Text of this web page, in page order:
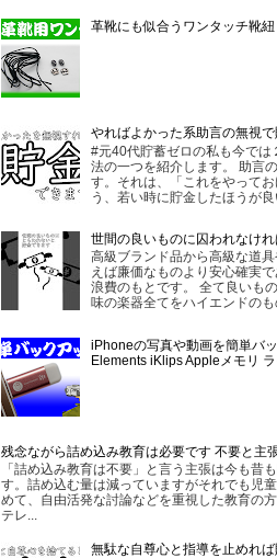
革靴にも似合うワンタッチ靴
やればよかった系助言の無視
#元40代貯蓄ゼロの私も今で
法の一つを紹介します。 助言
す。それは、「これをやって
う、若い時に貯金したほうが良
世間の良いものに囚われなけ
高級ブランド品から高級な道
えば廉価なものより安心確実
浪費のもとです。 全て良いも
味の楽器全てをハイエンドの
iPhoneの写真や動画を簡単バ
Elements iKlips Appleメモリ
残念ながら詰め込み教育は必要です 不要と主
「詰め込み教育は不要」と言う主張は今も昔
す。詰め込む量は減っていますがそれでも児
めて、自由活発な討論などを重視した教育の
テレ...
無駄な自尊心と指導を止めれ